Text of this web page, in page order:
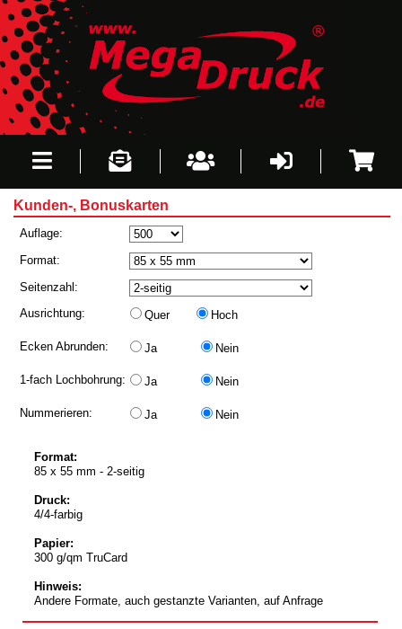
Bitte warten...
Kunden-, Bonuskarten